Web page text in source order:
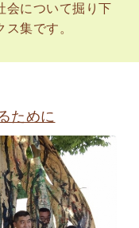
会について掘り下
集です。
ために